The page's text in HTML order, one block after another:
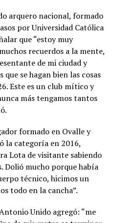
arquero nacional, formado
por Universidad Católica
que “estoy muy
recuerdos a la mente,
de mi ciudad y
se hagan bien las cosas
Este es un club mítico y
más tengamos tantos
formado en Ovalle y
la categoría en 2016,
Lota de visitante sabiendo
Dolió mucho porque había
técnico, hicimos un
todo en la cancha”.
Unido agregó: “me